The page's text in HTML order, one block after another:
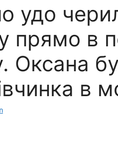
удо
прямо в
Оксана
в